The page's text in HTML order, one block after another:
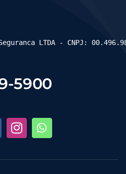
5900
LTDA - CNPJ: